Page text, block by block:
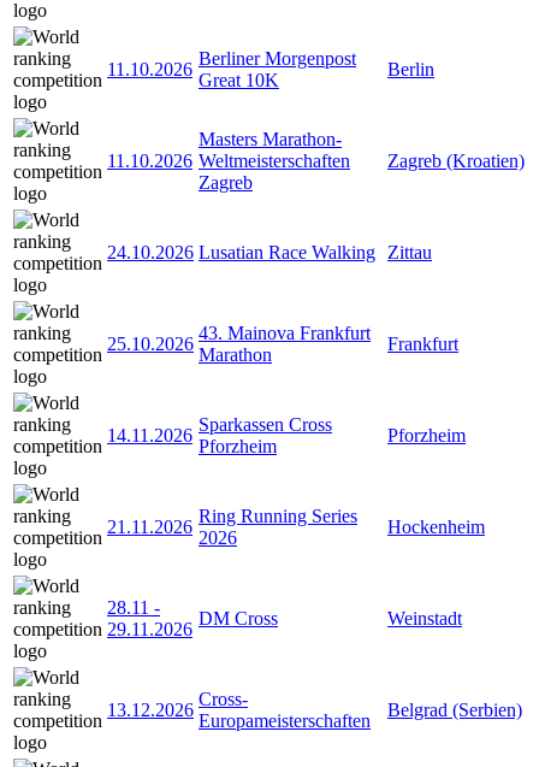
11.10.2026
Berliner Morgenpost
Great 10K
Berlin
11.10.2026
Masters Marathon-
Weltmeisterschaften
Zagreb
Zagreb (Kroatien)
24.10.2026 Lusatian Race Walking Zittau
25.10.2026
43. Mainova Frankfurt
Marathon
Frankfurt
14.11.2026
Sparkassen Cross
Pforzheim
Pforzheim
21.11.2026
Ring Running Series
2026
Hockenheim
28.11 -
29.11.2026
DM Cross Weinstadt
13.12.2026
Cross-
Europameisterschaften
Belgrad (Serbien)